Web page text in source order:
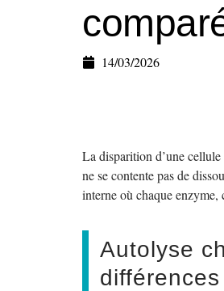
14/03/2026
La disparition d’une cellule
ne se contente pas de
interne où chaque enzyme,
Autolyse